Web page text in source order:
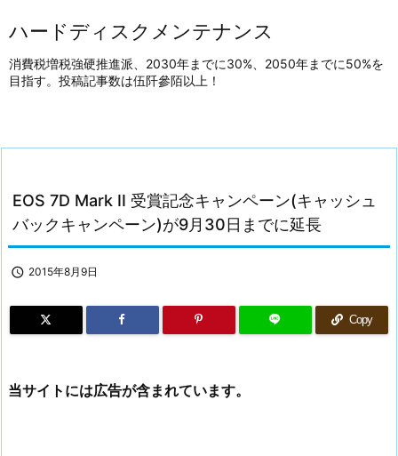
ハードディスクメンテナンス
消費税増税強硬推進派、2030年までに30%、2050年までに50%を
目指す。投稿記事数は伍阡參陌以上！
EOS 7D Mark II 受賞記念キャンペーン(キャッシュ
バックキャンペーン)が9月30日までに延長
 2015年8月9日
Copy
当サイトには広告が含まれています。